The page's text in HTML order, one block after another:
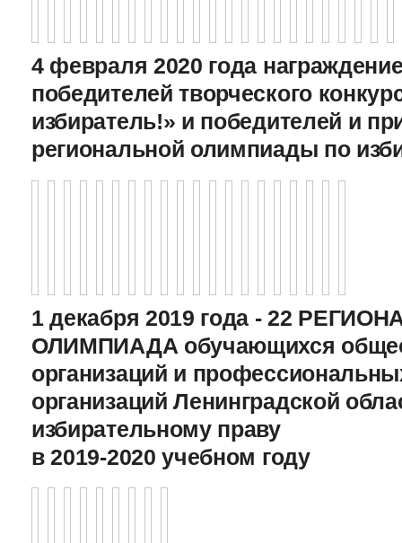
4 февраля 2020 года
победителей творческого
избиратель!» и победителей и
региональной олимпиады по
1 декабря 2019 года - 22
ОЛИМПИАДА обучающихся
организаций и
организаций Ленинградской
избирательному праву
в 2019-2020 учебном году